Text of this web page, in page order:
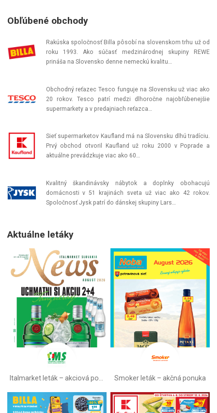
Obľúbené obchody
Rakúska spoločnosť Billa pôsobí na slovenskom trhu už od
roku 1993. Ako súčasť medzinárodnej skupiny REWE
prináša na Slovensko denne nemeckú kvalitu…
Obchodný reťazec Tesco funguje na Slovensku už viac ako
20 rokov. Tesco patrí medzi dlhoročne najobľúbenejšie
supermarkety a v predajniach reťazca…
Sieť supermarketov Kaufland má na Slovensku dlhú tradíciu.
Prvý obchod otvoril Kaufland už roku 2000 v Poprade a
aktuálne prevádzkuje viac ako 60…
Kvalitný škandinávsky nábytok a doplnky obohacujú
domácnosti v 51 krajinách sveta už viac ako 42 rokov.
Spoločnosť Jysk patrí do dánskej skupiny Lars…
Aktuálne letáky
Smoker leták – akčná ponuka